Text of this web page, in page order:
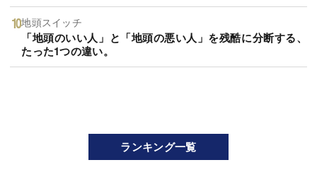
地頭スイッチ
「地頭のいい人」と「地頭の悪い人」を残酷に分断する、
たった1つの違い。
ランキング一覧